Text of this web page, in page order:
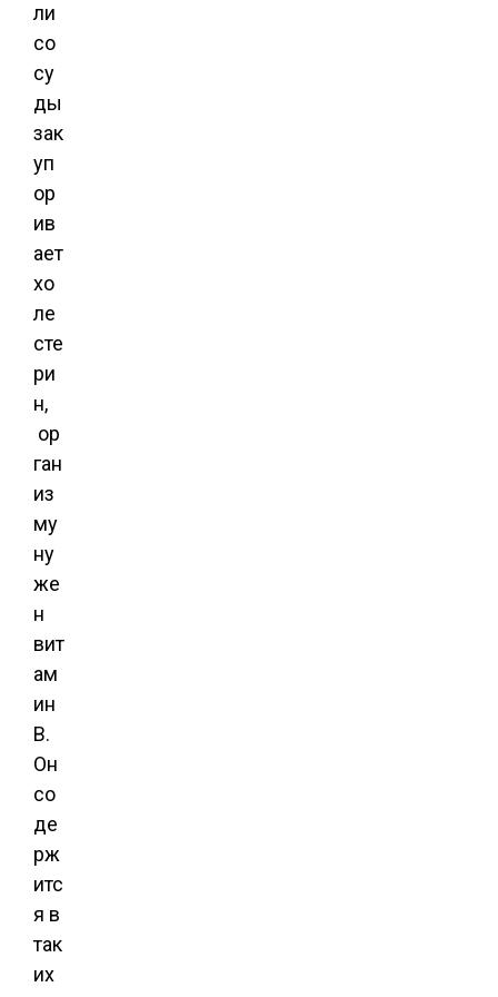
ли
со
су
ды
зак
уп
ор
ив
ает
хо
ле
сте
ри
н,
ор
ган
из
му
ну
же
н
вит
ам
ин
В.
Он
со
де
рж
итс
я в
так
их